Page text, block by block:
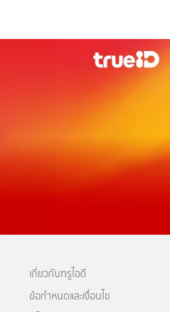
เกี่ยวกับทรูไอดี
ข้อกำหนดและเงื่อนไข